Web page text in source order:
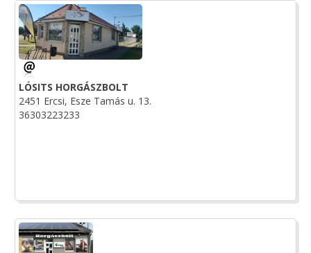
LÓSITS HORGÁSZBOLT
2451 Ercsi, Esze Tamás u. 13.
36303223233